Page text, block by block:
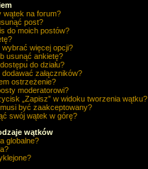
wątek na forum?
post?
do moich postów?
wybrać więcej opcji?
usunąć ankietę?
do działu?
załączników?
ostrzeżenie?
moderatorowi?
„Zapisz” w widoku tworzenia wątku?
być zaakceptowany?
swój wątek w górę?
wątków
globalne?